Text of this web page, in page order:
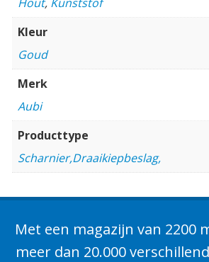
Kleur
Goud
Merk
Aubi
Producttype
Scharnier,Draaikiepbeslag,
Met een magazijn van 2200
meer dan 20.000